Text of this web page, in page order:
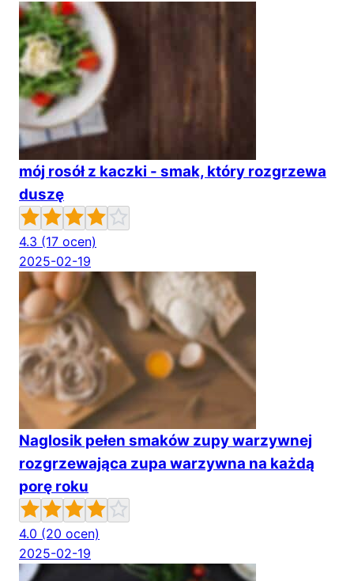
mój rosół z kaczki - smak, który rozgrzewa
duszę
4.3 (17 ocen)
2025-02-19
Naglosik pełen smaków zupy warzywnej
rozgrzewająca zupa warzywna na każdą
porę roku
4.0 (20 ocen)
2025-02-19